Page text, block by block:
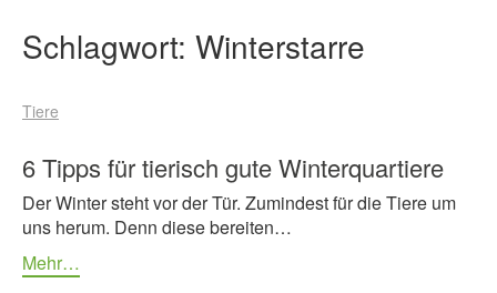
PROGRAMM 2026
PROJEKTE
BESUCH
UNTERSTÜTZEN
ÜBER UNS
Schlagwort: Winterstarre
Tiere
6 Tipps für tierisch gute Winterquartiere
Der Winter steht vor der Tür. Zumindest für die Tiere um
uns herum. Denn diese bereiten…
Mehr…